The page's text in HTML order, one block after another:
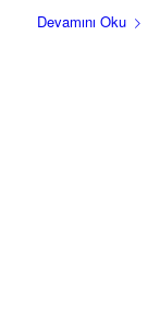
Devamını Oku